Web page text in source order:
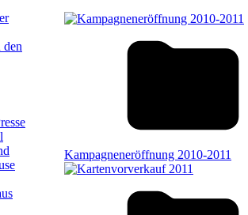
den
Kampagneneröffnung 2010-2011